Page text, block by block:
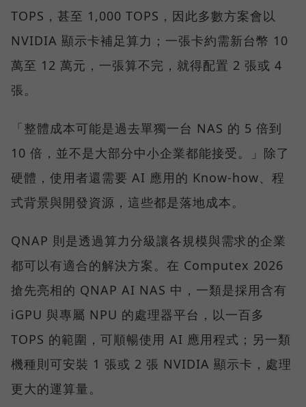
TOPS，甚至 1,000 TOPS，因此多數方案會以
NVIDIA 顯示卡補足算力；一張卡約需新台幣 10
萬至 12 萬元，一張算不完，就得配置 2 張或 4
張。
「整體成本可能是過去單獨一台 NAS 的 5 倍到
10 倍，並不是大部分中小企業都能接受。」除了
硬體，使用者還需要 AI 應用的 Know-how、程
式背景與開發資源，這些都是落地成本。
QNAP 則是透過算力分級讓各規模與需求的企業
都可以有適合的解決方案。在 Computex 2026
搶先亮相的 QNAP AI NAS 中，一類是採用含有
iGPU 與專屬 NPU 的處理器平台，以一百多
TOPS 的範圍，可順暢使用 AI 應用程式；另一類
機種則可安裝 1 張或 2 張 NVIDIA 顯示卡，處理
更大的運算量。